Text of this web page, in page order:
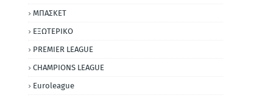
ΜΠΑΣΚΕΤ
ΕΞΩΤΕΡΙΚΟ
PREMIER LEAGUE
CHAMPIONS LEAGUE
Euroleague